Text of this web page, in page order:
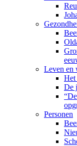
Leven en
Het
De
Personen